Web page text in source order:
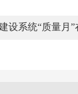
设系统“质量月